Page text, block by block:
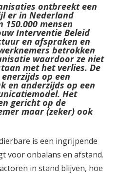
ontbreekt een
er in Nederland
mensen
Interventie Beleid
en afspraken en
betrokken
waardoor ze niet
met het verlies. De
op een
en anderzijds op een
Het
gericht op de
maar (zeker) ook
is een ingrijpende
voor onbalans en afstand.
in stand blijven, hoe